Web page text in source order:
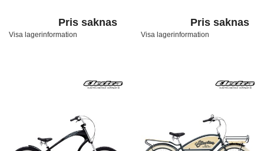
Pris saknas
Visa lagerinformation
Pris saknas
Visa lagerinformation